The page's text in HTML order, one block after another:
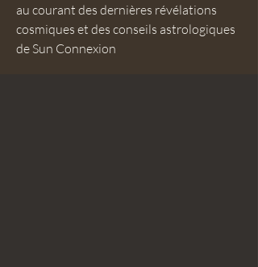
au courant des dernières révélations
cosmiques et des conseils astrologiques
de Sun Connexion